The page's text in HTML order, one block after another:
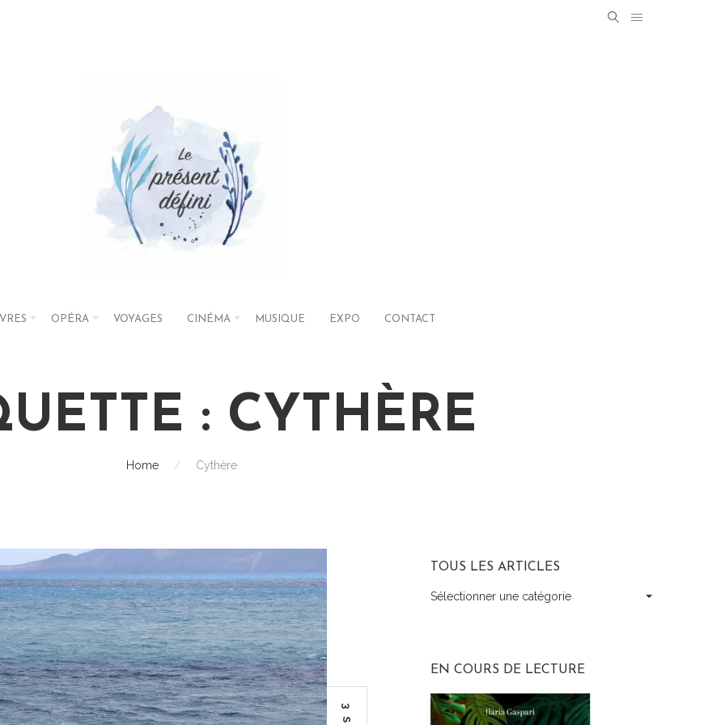
OPÉRA VOYAGES CINÉMA MUSIQUE EXPO CONTACT
: CYTHÈRE
Home / Cythère
TOUS LES ARTICLES
Tous
Sélectionner une catégorie
EN COURS DE LECTURE